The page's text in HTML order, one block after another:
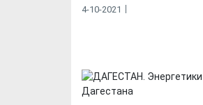
4-10-2021